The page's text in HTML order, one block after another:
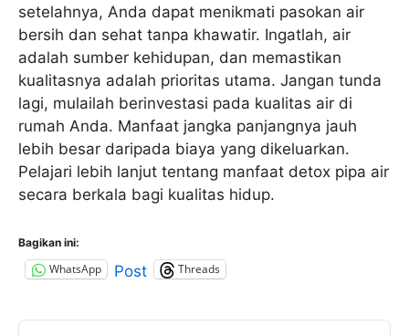
setelahnya, Anda dapat menikmati pasokan air
bersih dan sehat tanpa khawatir. Ingatlah, air
adalah sumber kehidupan, dan memastikan
kualitasnya adalah prioritas utama. Jangan tunda
lagi, mulailah berinvestasi pada kualitas air di
rumah Anda. Manfaat jangka panjangnya jauh
lebih besar daripada biaya yang dikeluarkan.
Pelajari lebih lanjut tentang manfaat detox pipa air
secara berkala bagi kualitas hidup.
Bagikan ini:
WhatsApp Post Threads